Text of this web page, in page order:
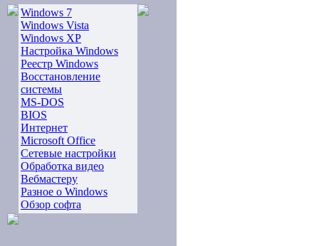
Windows 7
Windows Vista
Windows XP
Настройка Windows
Реестр Windows
Восстановление
системы
MS-DOS
BIOS
Интернет
Microsoft Office
Сетевые настройки
Обработка видео
Вебмастеру
Разное о Windows
Обзор софта